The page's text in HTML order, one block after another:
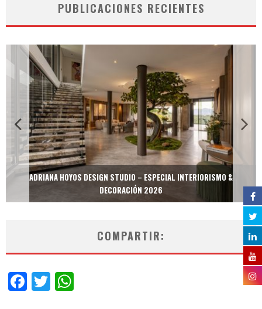
PUBLICACIONES RECIENTES
ADRIANA HOYOS DESIGN STUDIO – ESPECIAL INTERIORISMO &
DECORACIÓN 2026
COMPARTIR:
Facebook
Twitter